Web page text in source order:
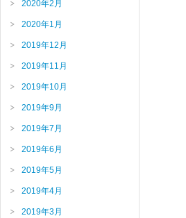
2020年2月
2020年1月
2019年12月
2019年11月
2019年10月
2019年9月
2019年7月
2019年6月
2019年5月
2019年4月
2019年3月